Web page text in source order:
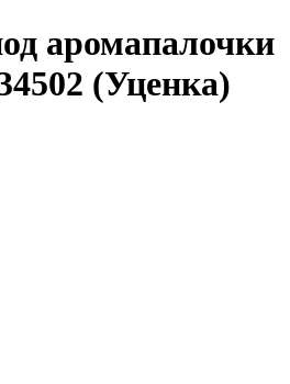
аромапалочки
(Уценка)